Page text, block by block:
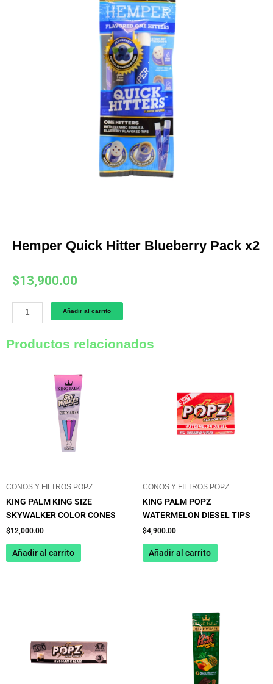
Hemper Quick Hitter Blueberry Pack x2
$13,900.00
Hemper
Quick
Blueberry
Añadir al carrito
Productos relacionados
CONOS Y FILTROS POPZ
KING PALM KING SIZE
SKYWALKER COLOR CONES
$12,000.00
Añadir al carrito
CONOS Y FILTROS POPZ
KING PALM POPZ
WATERMELON DIESEL TIPS
$4,900.00
Añadir al carrito